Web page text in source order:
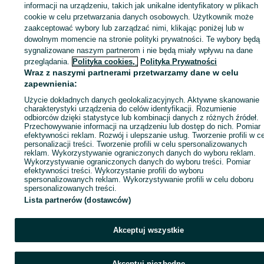
KATEGORIA
ID:1065002124 Wyświetlenia:
informacji na urządzeniu, takich jak unikalne identyfikatory w plikach
cookie w celu przetwarzania danych osobowych. Użytkownik może
zaakceptować wybory lub zarządzać nimi, klikając poniżej lub w
dowolnym momencie na stronie polityki prywatności. Te wybory będą
sygnalizowane naszym partnerom i nie będą miały wpływu na dane
przeglądania. Polityka cookies, Polityka Prywatności
Wraz z naszymi partnerami przetwarzamy dane w celu
zapewnienia:
Użycie dokładnych danych geolokalizacyjnych. Aktywne skanowanie
charakterystyki urządzenia do celów identyfikacji. Rozumienie
odbiorców dzięki statystyce lub kombinacji danych z różnych źródeł.
Przechowywanie informacji na urządzeniu lub dostęp do nich. Pomiar
efektywności reklam. Rozwój i ulepszanie usług. Tworzenie profili w
personalizacji treści. Tworzenie profili w celu spersonalizowanych
reklam. Wykorzystywanie ograniczonych danych do wyboru reklam.
Wykorzystywanie ograniczonych danych do wyboru treści. Pomiar
efektywności treści. Wykorzystanie profili do wyboru
spersonalizowanych reklam. Wykorzystywanie profili w celu doboru
spersonalizowanych treści.
Lista partnerów (dostawców)
Akceptuj wszystkie